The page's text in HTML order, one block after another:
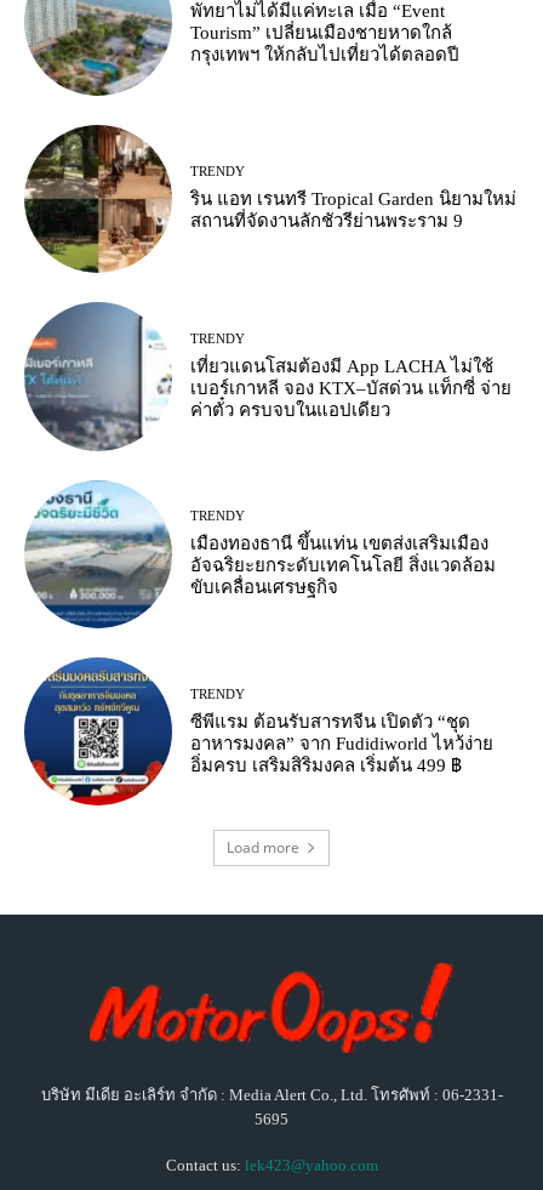
พัทยาไม่ได้มีแค่ทะเล เมื่อ “Event
Tourism” เปลี่ยนเมืองชายหาดใกล้
กรุงเทพฯ ให้กลับไปเที่ยวได้ตลอดปี
TRENDY
ริน แอท เรนทรี Tropical Garden นิยามใหม่
สถานที่จัดงานลักชัวรีย่านพระราม 9
TRENDY
เที่ยวแดนโสมต้องมี App LACHA ไม่ใช้
เบอร์เกาหลี จอง KTX–บัสด่วน แท็กซี่ จ่าย
ค่าตั๋ว ครบจบในแอปเดียว
TRENDY
เมืองทองธานี ขึ้นแท่น เขตส่งเสริมเมือง
อัจฉริยะยกระดับเทคโนโลยี สิ่งแวดล้อม
ขับเคลื่อนเศรษฐกิจ
TRENDY
ซีพีแรม ต้อนรับสารทจีน เปิดตัว “ชุด
อาหารมงคล” จาก Fudidiworld ไหว้ง่าย
อิ่มครบ เสริมสิริมงคล เริ่มต้น 499 ฿
Load more
บริษัท มีเดีย อะเลิร์ท จำกัด : Media Alert Co., Ltd. โทรศัพท์ : 06-2331-
5695
Contact us: lek423@yahoo.com